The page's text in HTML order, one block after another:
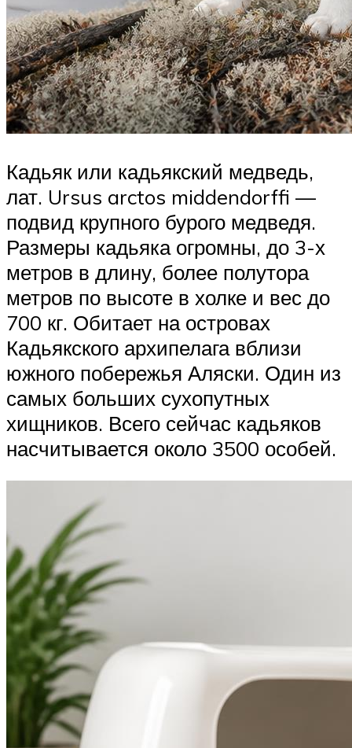
Кадьяк или кадьякский медведь,
лат. Ursus arctos middendorffi —
подвид крупного бурого медведя.
Размеры кадьяка огромны, до 3-х
метров в длину, более полутора
метров по высоте в холке и вес до
700 кг. Обитает на островах
Кадьякского архипелага вблизи
южного побережья Аляски. Один из
самых больших сухопутных
хищников. Всего сейчас кадьяков
насчитывается около 3500 особей.